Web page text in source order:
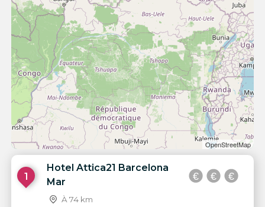
OpenStreetMap
1
Hotel Attica21 Barcelona
Mar
À 74 km